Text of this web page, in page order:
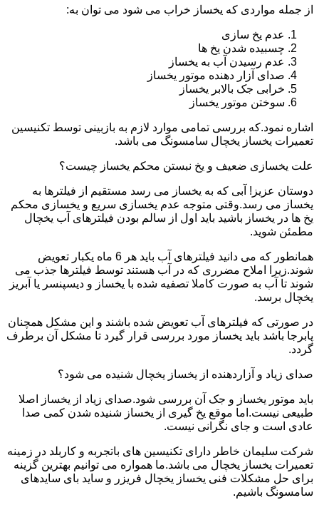
از جمله مواردی که یخساز خراب می شود می توان به:
عدم یخ سازی
چسبیده شدن یخ ها
عدم رسیدن آب به یخساز
صدای آزار دهنده موتور یخساز
خرابی جک بالابر یخساز
سوختن موتور یخساز
اشاره نمود.که بررسی تمامی موارد لازم به بازبینی توسط تکنیسین
تعمیرات یخساز یخچال سامسونگ می باشد.
علت یخسازی ضعیف و یخ نبستن محکم یخساز چیست؟
دوستان عزیز! آبی که به یخساز می رسد مستقیم از فیلترها به
یخساز می رسد.وقتی متوجه عدم یخسازی سریع و یخسازی محکم
یخ ها در یخساز باشید باید اول از سالم بودن فیلترهای آب یخچال
مطمئن شوید.
همانطور که می دانید فیلترهای آب باید هر 6 ماه یکبار تعویض
شوند.زیرا املاح مضرری که در آب هستند توسط فیلترها جذب می
شوند تا آب به صورت کاملا تصفیه شده با یخساز و دیسپنسر یا آبریز
یخچال برسد.
در صورتی که فیلترهای آب تعویض شده باشند و این مشکل همچنان
پابرجا باشد باید یخساز مورد بررسی قرار گیرد تا مشکل آن برطرف
گردد.
صدای زیاد و آزاردهنده از یخساز یخچال شنیده می شود؟
باید موتور یخساز و جک آن بررسی شود.صدای زیاد از یخساز اصلا
طبیعی نیست.اما موقع یخ گیری از یخساز شنیده شدن کمی صدا
عادی است و جای نگرانی نیست.
شرکت سلیمان خاطر دارای تکنیسین های باتجربه و کاربلد در زمینه
تعمیرات یخساز یخچال می باشد.ما همواره می توانیم بهترین گزینه
برای حل مشکلات فنی یخساز یخچال فریزر و ساید بای سایدهای
سامسونگ باشیم.